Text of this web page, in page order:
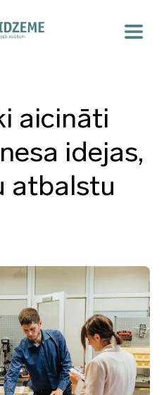
aicināti
idejas,
atbalstu